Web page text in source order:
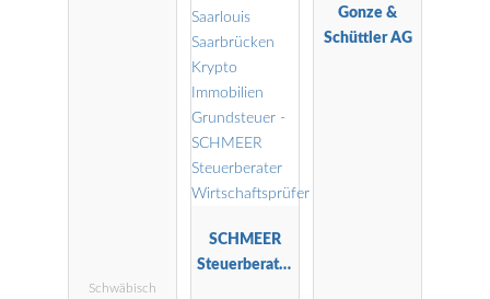
Schwäbisch
SCHMEER
Steuerberater
Gonze &
Schüttler AG